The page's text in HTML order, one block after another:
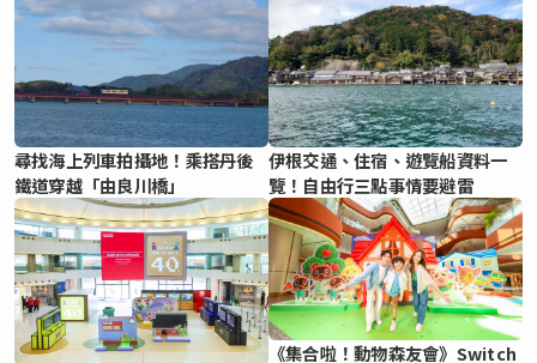
尋找海上列車拍攝地！乘搭丹後
鐵道穿越「由良川橋」
伊根交通、住宿、遊覽船資料一
覽！自由行三點事情要避雷
《集合啦！動物森友會》Switch